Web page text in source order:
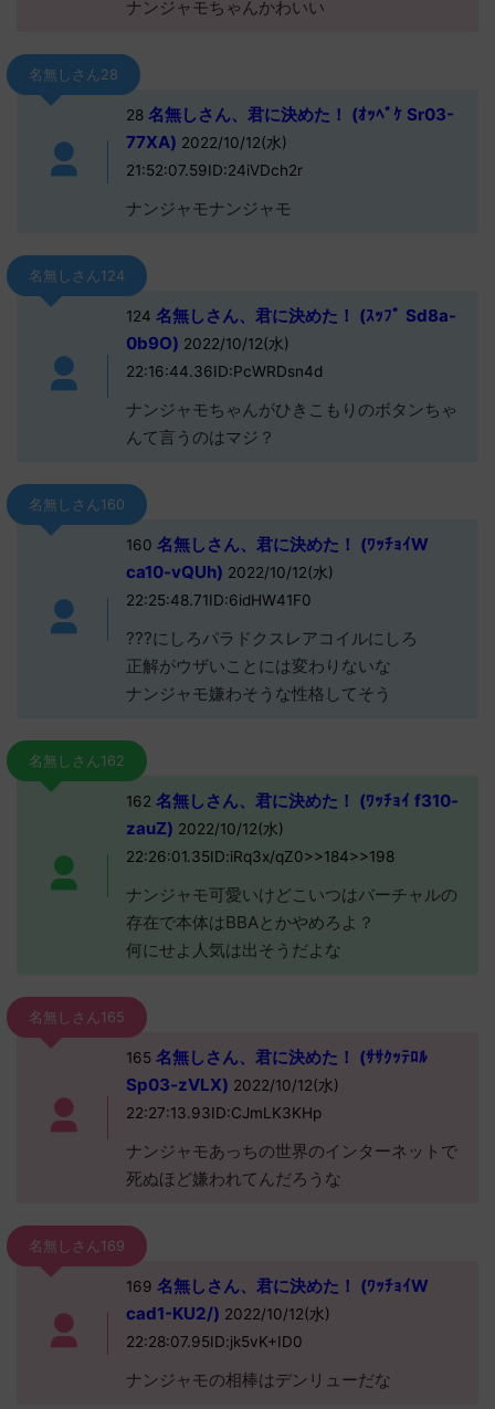
ナンジャモちゃんかわいい
名無しさん28
28名無しさん、君に決めた！ (ｵｯﾍﾟｹ Sr03-
77XA) 2022/10/12(水)
21:52:07.59ID:24iVDch2r
ナンジャモナンジャモ
名無しさん124
124 名無しさん、君に決めた！ (ｽｯﾌﾟ Sd8a-
0b9O) 2022/10/12(水)
22:16:44.36ID:PcWRDsn4d
ナンジャモちゃんがひきこもりのボタンちゃ
んて言うのはマジ？
名無しさん160
160 名無しさん、君に決めた！ (ﾜｯﾁｮｲW
ca10-vQUh) 2022/10/12(水)
22:25:48.71ID:6idHW41F0
???にしろパラドクスレアコイルにしろ
正解がウザいことには変わりないな
ナンジャモ嫌わそうな性格してそう
名無しさん162
162 名無しさん、君に決めた！ (ﾜｯﾁｮｲ f310-
zauZ) 2022/10/12(水)
22:26:01.35ID:iRq3x/qZ0>>184>>198
ナンジャモ可愛いけどこいつはバーチャルの
存在で本体はBBAとかやめろよ？
何にせよ人気は出そうだよな
名無しさん165
165名無しさん、君に決めた！ (ｻｻｸｯﾃﾛﾙ
Sp03-zVLX) 2022/10/12(水)
22:27:13.93ID:CJmLK3KHp
ナンジャモあっちの世界のインターネットで
死ぬほど嫌われてんだろうな
名無しさん169
169 名無しさん、君に決めた！ (ﾜｯﾁｮｲW
cad1-KU2/) 2022/10/12(水)
22:28:07.95ID:jk5vK+ID0
ナンジャモの相棒はデンリューだな